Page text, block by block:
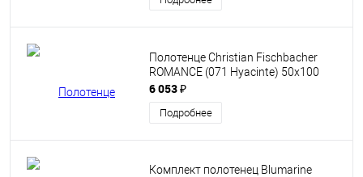
Полотенце Christian Fischbacher
ROMANCE (071 Hyacinte) 50х100
6 053 ₽
Подробнее
Комплект полотенец Blumarine